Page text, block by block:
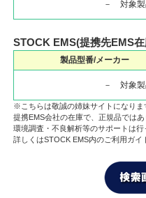
－ 対象
STOCK EMS(提携先EMS
製品型番/メーカー
－ 対象
※こちらは敬誠の姉妹サイトになりま
提携EMS会社の在庫で、正規品ではあ
環境調査・不良解析等のサポートは行
詳しくはSTOCK EMS内のご利用ガイ